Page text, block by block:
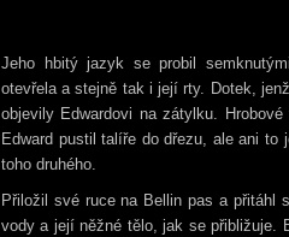
Jeho hbitý jazyk se probil
otevřela a stejně tak i její rty. Dotek,
objevily Edwardovi na zátylku.
Edward pustil talíře do dřezu, ale ani
toho druhého.
Přiložil své ruce na Bellin pas a
vody a její něžné tělo, jak se přibližuje.